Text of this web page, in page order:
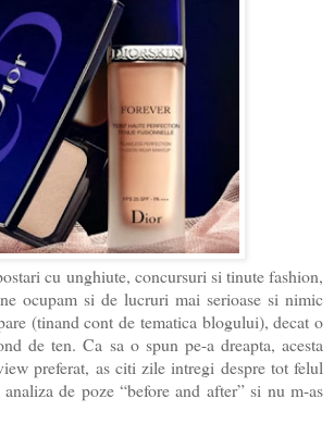
cu unghiute, concursuri si tinute fashion,
ocupam si de lucruri mai serioase si nimic
(tinand cont de tematica blogului), decat o
de ten. Ca sa o spun pe-a dreapta, acesta
preferat, as citi zile intregi despre tot felul
de poze “before and after” si nu m-as